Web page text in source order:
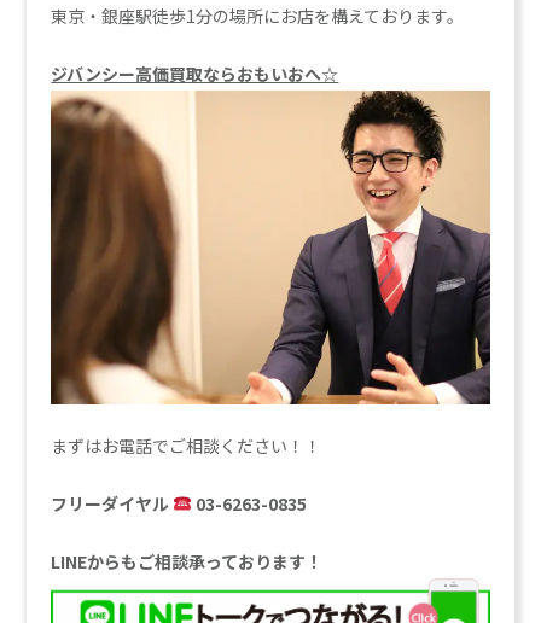
東京・銀座駅徒歩1分の場所にお店を構えております。
ジバンシー高価買取ならおもいおへ☆
まずはお電話でご相談ください！！
フリーダイヤル 03-6263-0835
LINEからもご相談承っております！